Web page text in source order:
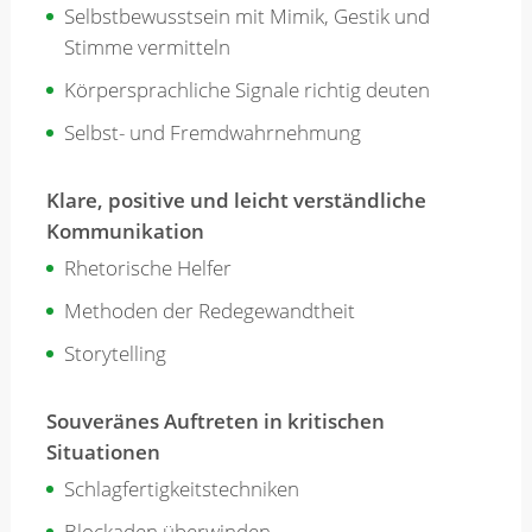
Selbstbewusstsein mit Mimik, Gestik und
Stimme vermitteln
Körpersprachliche Signale richtig deuten
Selbst- und Fremdwahrnehmung
Klare, positive und leicht verständliche
Kommunikation
Rhetorische Helfer
Methoden der Redegewandtheit
Storytelling
Souveränes Auftreten in kritischen
Situationen
Schlagfertigkeitstechniken